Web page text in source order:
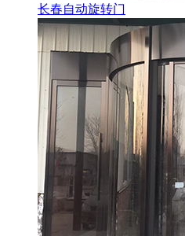
长春自动旋转门